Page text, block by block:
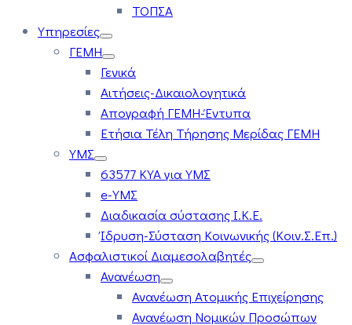
ΤΟΠΣΑ
Υπηρεσίες
ΓΕΜΗ
Γενικά
Αιτήσεις-Δικαιολογητικά
Απογραφή ΓΕΜΗ-Έντυπα
Ετήσια Τέλη Τήρησης Μερίδας ΓΕΜΗ
ΥΜΣ
63577 ΚΥΑ για ΥΜΣ
e-ΥΜΣ
Διαδικασία σύστασης Ι.Κ.Ε.
Ίδρυση-Σύσταση Κοινωνικής (Κοιν.Σ.Επ.)
Ασφαλιστικοί Διαμεσολαβητές
Ανανέωση
Ανανέωση Ατομικής Επιχείρησης
Ανανέωση Νομικών Προσώπων